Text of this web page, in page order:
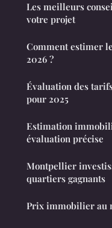
Les meilleurs
votre projet
Comment estimer
2026 ?
Évaluation des
pour 2025
Estimation
évaluation précise
Montpellier
quartiers gagnants
Prix immobilier au